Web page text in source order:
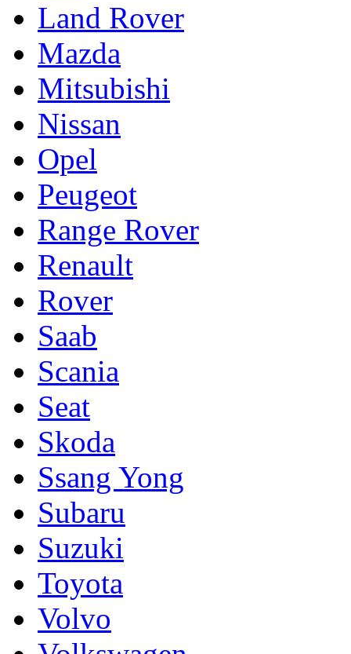
Land Rover
Mazda
Mitsubishi
Nissan
Opel
Peugeot
Range Rover
Renault
Rover
Saab
Scania
Seat
Skoda
Ssang Yong
Subaru
Suzuki
Toyota
Volvo